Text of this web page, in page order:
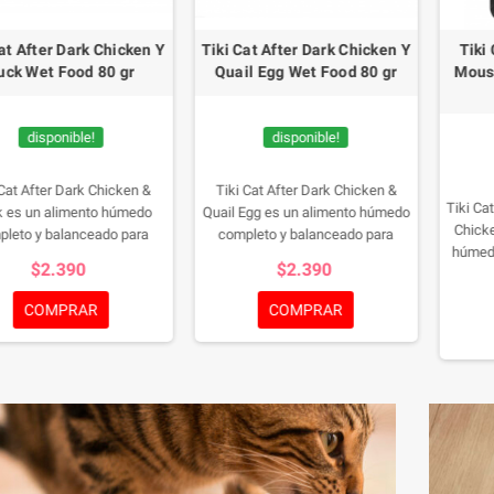
After Dark Chicken Y
Wet Food 80 gr
disponible!
After Dark Chicken &
un alimento húmedo
y balanceado para
primer ingrediente y
con pato,
de una nutritiva
de hígado, molleja y
estrictos, esta receta
enteros de carne en
caldo de pollo,
una nutrición rica
$2.390
COMPRAR
Tiki Cat After Dark Chicken Y
Quail Egg Wet Food 80 gr
disponible!
Tiki Cat After Dark Chicken &
Quail Egg es un alimento húmedo
completo y balanceado para
como primer ingrediente y
complementado con un huevo de
codorniz entero, además de
nutritivos órganos como hígado,
felinos como carnívoros estrictos,
esta receta ofrece ingredientes de
alta calidad, ricos en proteínas y
nutrientes esenciales, en un
$2.390
COMPRAR
Tiki
Tiki Cat
pato
una
una